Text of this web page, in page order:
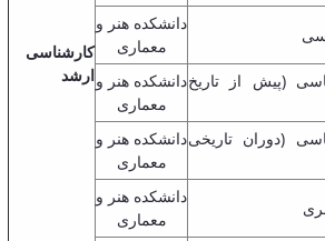
کارشناسی
ارشد
دانشکده هنر و
معماری
(پیش از تاریخدانشکده هنر و
معماری
(دوران تاریخیدانشکده هنر و
معماری
دانشکده هنر و
معماری